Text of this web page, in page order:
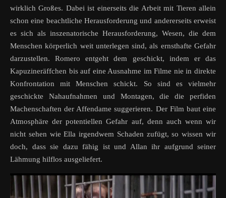
wirklich Großes. Dabei ist einerseits die Arbeit mit Tieren allein
schon eine beachtliche Herausforderung und andererseits erweist
es sich als inszenatorische Herausforderung, Wesen, die dem
Menschen körperlich weit unterlegen sind, als ernsthafte Gefahr
darzustellen. Romero entgeht dem geschickt, indem er das
Kapuzineräffchen bis auf eine Ausnahme im Filme nie in direkte
Konfrontation mit Menschen schickt. So sind es vielmehr
geschickte Nahaufnahmen und Montagen, die die perfiden
Machenschaften der Affendame suggerieren. Der Film baut eine
Atmosphäre der potentiellen Gefahr auf, denn auch wenn wir
nicht sehen wie Ella irgendwem Schaden zufügt, so wissen wir
doch, dass sie dazu fähig ist und Allan ihr aufgrund seiner
Lähmung hilflos ausgeliefert.